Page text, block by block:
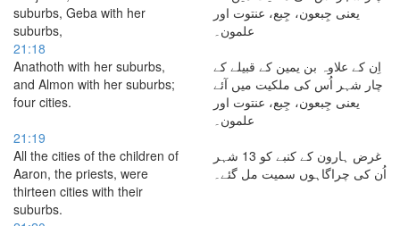
suburbs, Geba with her
suburbs,
یعنی جِبعون، جِبع، عنتوت اور
علمون۔
21:18
Anathoth with her suburbs,
and Almon with her suburbs;
four cities.
اِن کے علاوہ بن یمین کے قبیلے کے
چار شہر اُس کی ملکیت میں آئے
یعنی جِبعون، جِبع، عنتوت اور
علمون۔
21:19
All the cities of the children of
Aaron, the priests, were
thirteen cities with their
suburbs.
غرض ہارون کے کنبے کو 13 شہر
اُن کی چراگاہوں سمیت مل گئے۔